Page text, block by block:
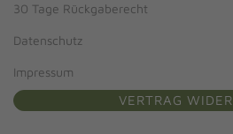
30 Tage Rückgaberecht
Datenschutz
Impressum
VERTRAG